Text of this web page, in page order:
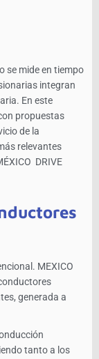
se mide en tiempo
integran
En este
propuestas
de la
relevantes
DRIVE
MEXICO
generada a
tanto a los